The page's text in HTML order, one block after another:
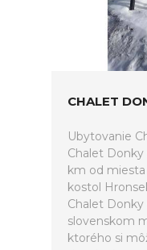
CHALET
Ubytovanie
Chalet Donky
km od
kostol
Chalet Donky
slovenskom
ktorého si